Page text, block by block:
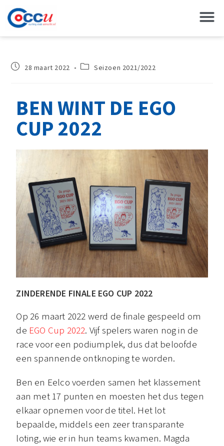
28 maart 2022 Seizoen 2021/2022
BEN WINT DE EGO
CUP 2022
ZINDERENDE FINALE EGO CUP 2022
Op 26 maart 2022 werd de finale gespeeld om
de EGO Cup 2022. Vijf spelers waren nog in de
race voor een podiumplek, dus dat beloofde
een spannende ontknoping te worden.
Ben en Eelco voerden samen het klassement
aan met 17 punten en moesten het dus tegen
elkaar opnemen voor de titel. Het lot
bepaalde, middels een zeer transparante
loting, wie er in hun teams kwamen. Magda